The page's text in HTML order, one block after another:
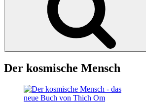
Der kosmische Mensch